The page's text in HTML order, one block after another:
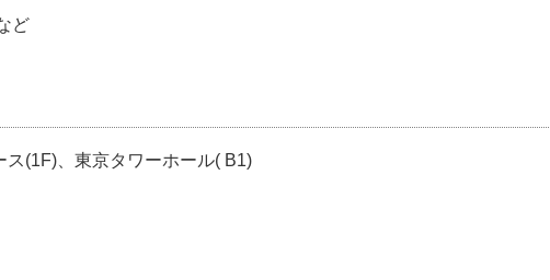
ど
(1F)、東京タワーホール( B1)